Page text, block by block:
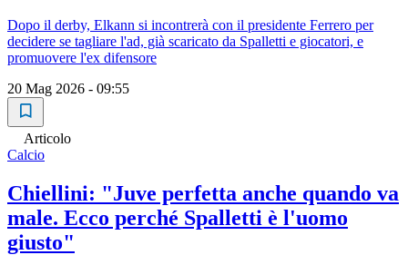
Dopo il derby, Elkann si incontrerà con il presidente Ferrero per
decidere se tagliare l'ad, già scaricato da Spalletti e giocatori, e
promuovere l'ex difensore
20 Mag 2026 - 09:55
Articolo
Calcio
Chiellini: "Juve perfetta anche quando va
male. Ecco perché Spalletti è l'uomo
giusto"